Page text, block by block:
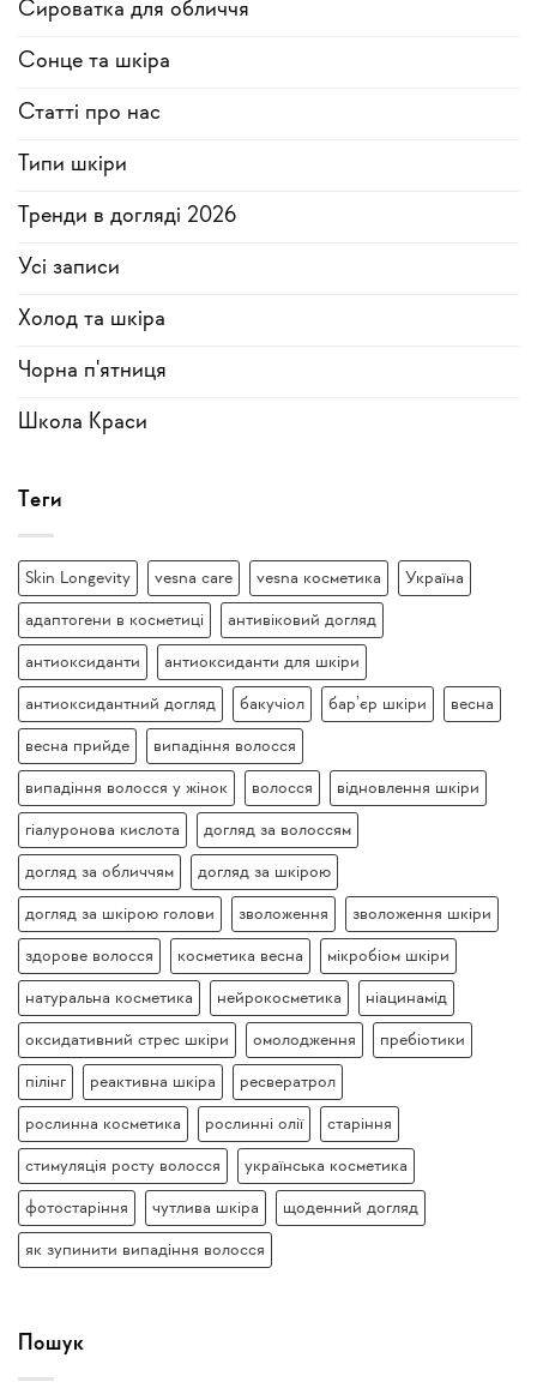
Сироватка для обличчя
Сонце та шкіра
Статті про нас
Типи шкіри
Тренди в догляді 2026
Усi записи
Холод та шкіра
Чорна п'ятниця
Школа Краси
Теги
Skin Longevity vesna care vesna косметика Україна
адаптогени в косметиці антивіковий догляд
антиоксиданти антиоксиданти для шкіри
антиоксидантний догляд бакучіол бар’єр шкіри весна
весна прийде випадіння волосся
випадіння волосся у жінок волосся відновлення шкіри
гіалуронова кислота догляд за волоссям
догляд за обличчям догляд за шкірою
догляд за шкірою голови зволоження зволоження шкіри
здорове волосся косметика весна мікробіом шкіри
натуральна косметика нейрокосметика ніацинамід
оксидативний стрес шкіри омолодження пребіотики
пілінг реактивна шкіра ресвератрол
рослинна косметика рослинні олії старіння
стимуляція росту волосся українська косметика
фотостаріння чутлива шкіра щоденний догляд
як зупинити випадіння волосся
Пошук